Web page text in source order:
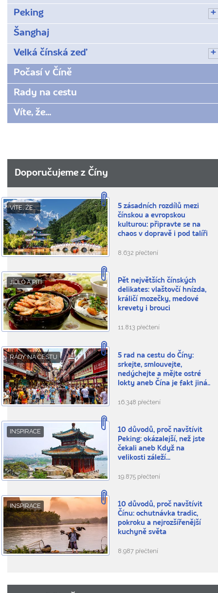
Peking
Šanghaj
Velká čínská zeď
Počasí v Číně
Rady na cestu
Víte, že...
Doporučujeme z Číny
VÍTE, ŽE...
5 zásadních rozdílů mezi
čínskou a evropskou
kulturou: připravte se na
chaos v dopravě i pod talíři
8.632 přečtení
JÍDLO A PITÍ
Pět největších čínských
delikates: vlaštovčí hnízda,
králičí mozečky, medové
krevety i brouci
11.813 přečtení
RADY NA CESTU
5 rad na cestu do Číny:
srkejte, smlouvejte,
nedýchejte a mějte ostré
lokty aneb Čína je fakt jiná..
16.348 přečtení
INSPIRACE
10 důvodů, proč navštívit
Peking: okázalejší, než jste
čekali aneb Když na
velikosti záleží...
19.875 přečtení
INSPIRACE
10 důvodů, proč navštívit
Čínu: ochutnávka tradic,
pokroku a nejrozšířenější
kuchyně světa
8.987 přečtení